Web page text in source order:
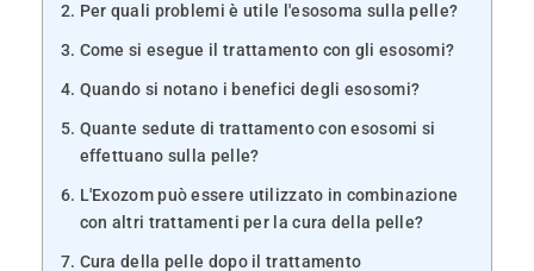
Per quali problemi è utile l'esosoma sulla pelle?
Come si esegue il trattamento con gli esosomi?
Quando si notano i benefici degli esosomi?
Quante sedute di trattamento con esosomi si
effettuano sulla pelle?
L'Exozom può essere utilizzato in combinazione
con altri trattamenti per la cura della pelle?
Cura della pelle dopo il trattamento